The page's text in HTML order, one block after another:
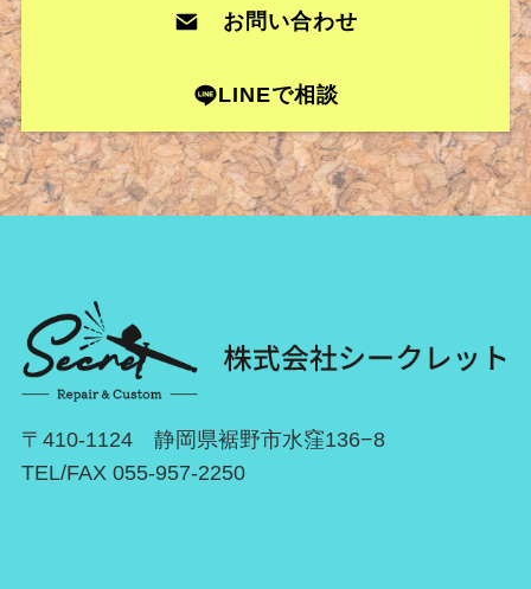
お問い合わせ
LINEで相談
〒410-1124 静岡県裾野市水窪136−8
TEL/FAX 055-957-2250